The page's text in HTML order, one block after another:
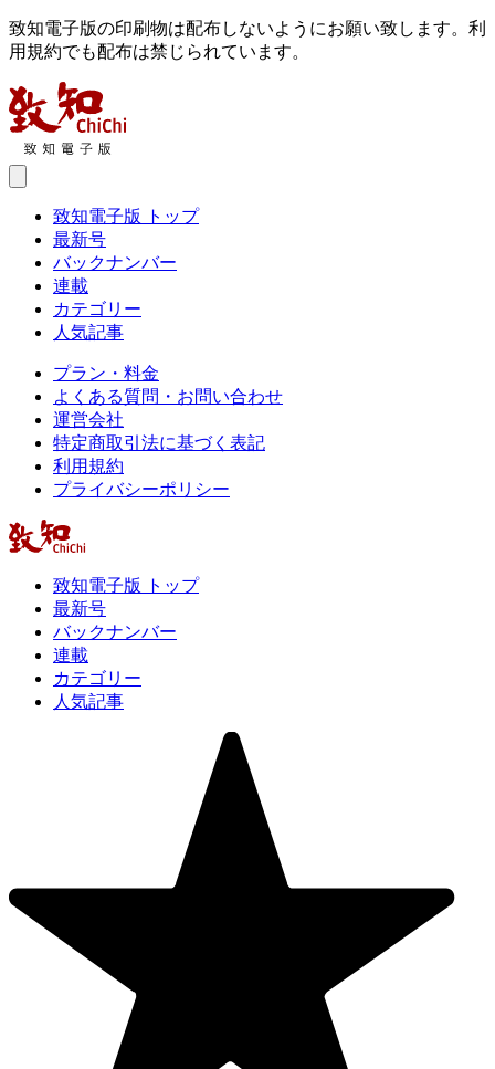
致知電子版の印刷物は配布しないようにお願い致します。利
用規約でも配布は禁じられています。
致知電子版 トップ
最新号
バックナンバー
連載
カテゴリー
人気記事
プラン・料金
よくある質問・お問い合わせ
運営会社
特定商取引法に基づく表記
利用規約
プライバシーポリシー
致知電子版 トップ
最新号
バックナンバー
連載
カテゴリー
人気記事